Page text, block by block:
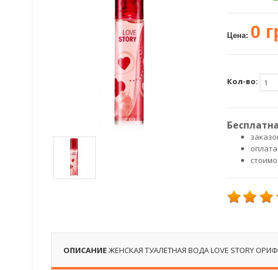
Цена: 0
Кол-во:
ОПИСАНИЕЖЕНСКАЯ ТУАЛЕТНАЯ ВОДА LOVE STORY